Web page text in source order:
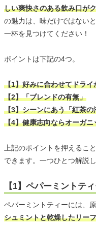
しい爽快さのある飲み口が
の魅力は、味だけではない
一杯を見つけてください！
ポイントは下記の4つ。
【1】好みに合わせてドライ
【2】「ブレンドの有無」
【3】シーンにあう「紅茶の
【4】健康志向ならオーガニ
上記のポイントを押えるこ
できます。一つひとつ解説
【1】ペパーミントテ
ペパーミントティーには、
シュミントと乾燥したリー